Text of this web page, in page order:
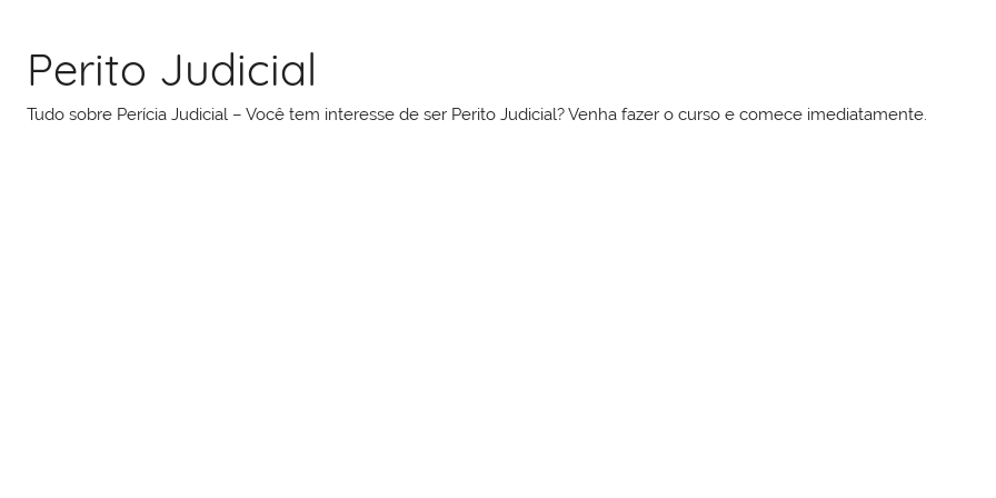
conteúdo
Perito Judicial
Tudo sobre Perícia Judicial – Você tem interesse de ser Perito Judicial? Venha fazer o curso e comece imediatamente.